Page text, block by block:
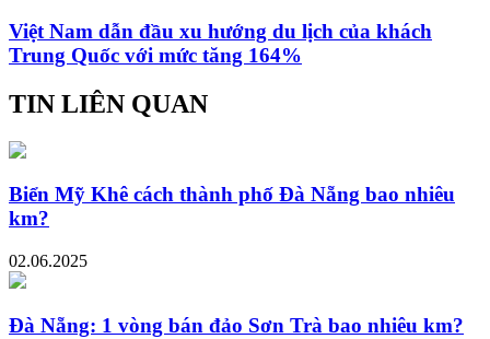
Việt Nam dẫn đầu xu hướng du lịch của khách
Trung Quốc với mức tăng 164%
TIN LIÊN QUAN
Biển Mỹ Khê cách thành phố Đà Nẵng bao nhiêu
km?
02.06.2025
Đà Nẵng: 1 vòng bán đảo Sơn Trà bao nhiêu km?